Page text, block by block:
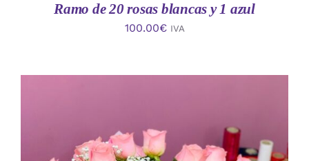
Ramo de 20 rosas blancas y 1 azul
100.00€ IVA